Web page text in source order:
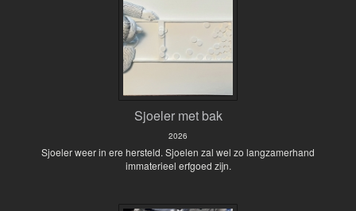
Sjoeler met bak
2026
Sjoeler weer in ere hersteld. Sjoelen zal wel zo langzamerhand
immaterieel erfgoed zijn.